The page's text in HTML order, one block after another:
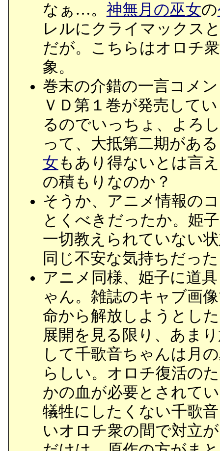
なぁ…。 神無月の巫女の
レルにクライマックス
だが。こちらはオロチ
象。
巻末の介錯の一言コメ
ＶＤ第１巻が発売して
るのでいっちょ、よろ
って、大抵第二期があ
女 もあり得ないとは言
の積もりなのか？
そうか、アニメ情報の
とくべきだったか。姫
一切教えられていない
同じ不安な気持ちだっ
アニメ同様、姫子に道
ゃん。雑誌のキャブ画
命から解放しようとし
展開を見る限り、あま
して千歌音ちゃんは月
らしい。オロチ復活の
かの血が必要とされて
犠牲にしたくない千歌
いオロチ衆の間で対立